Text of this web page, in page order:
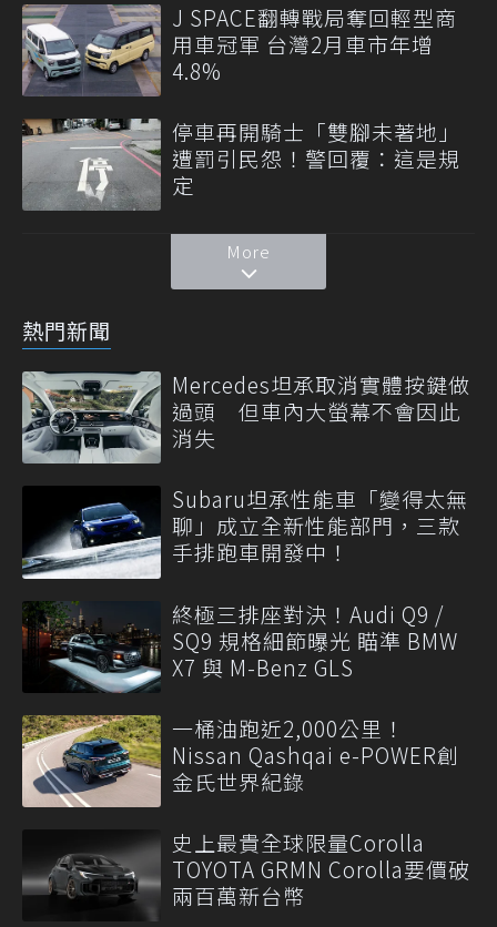
J SPACE翻轉戰局奪回輕型商
用車冠軍 台灣2月車市年增
4.8%
停車再開騎士「雙腳未著地」
遭罰引民怨！警回覆：這是規
定
More
熱門新聞
Mercedes坦承取消實體按鍵做
過頭 但車內大螢幕不會因此
消失
Subaru坦承性能車「變得太無
聊」成立全新性能部門，三款
手排跑車開發中！
終極三排座對決！Audi Q9 /
SQ9 規格細節曝光 瞄準 BMW
X7 與 M-Benz GLS
一桶油跑近2,000公里！
Nissan Qashqai e-POWER創
金氏世界紀錄
史上最貴全球限量Corolla
TOYOTA GRMN Corolla要價破
兩百萬新台幣